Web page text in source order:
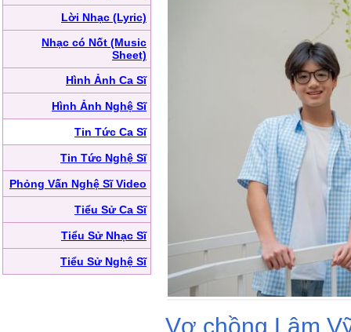
Lời Nhạc (Lyric)
Nhạc có Nốt (Music
Sheet)
Hình Ảnh Ca Sĩ
Hình Ảnh Nghệ Sĩ
Tin Tức Ca Sĩ
Tin Tức Nghệ Sĩ
Phỏng Vấn Nghệ Sĩ Video
Tiểu Sử Ca Sĩ
Tiểu Sử Nhạc Sĩ
Tiểu Sử Nghệ Sĩ
Vợ chồng Lâm